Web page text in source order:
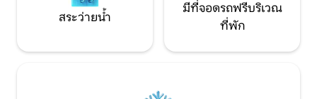
สระว่ายน้ำ
มีที่จอดรถฟรีบริเวณ
ที่พัก